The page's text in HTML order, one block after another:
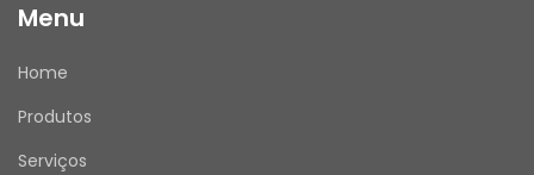
Menu
Home
Produtos
Serviços